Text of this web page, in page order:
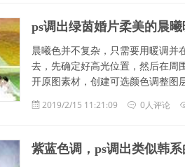
ps调出绿茵婚片柔美的晨
晨曦色并不复杂，只需要用暖调并
去，先确定好高光位置，然后在周
开原图素材，创建可选颜色调整图
2019/2/15 11:21:09 0人评论
紫蓝色调，ps调出类似韩